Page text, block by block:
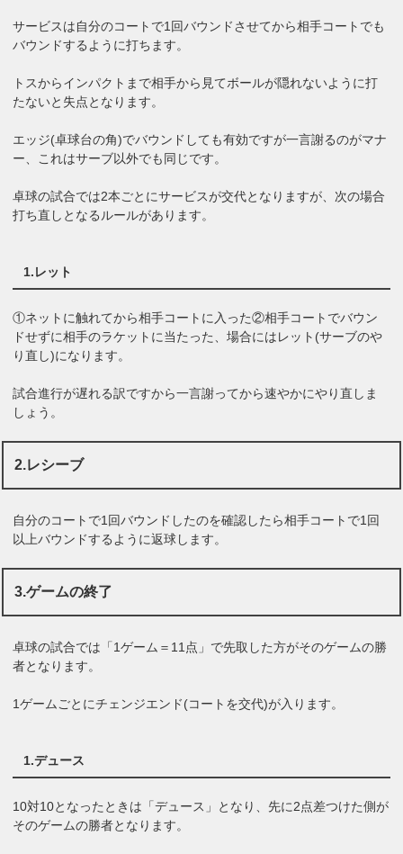
サービスは自分のコートで1回バウンドさせてから相手コートでも
バウンドするように打ちます。
トスからインパクトまで相手から見てボールが隠れないように打
たないと失点となります。
エッジ(卓球台の角)でバウンドしても有効ですが一言謝るのがマナ
ー、これはサーブ以外でも同じです。
卓球の試合では2本ごとにサービスが交代となりますが、次の場合
打ち直しとなるルールがあります。
1.レット
①ネットに触れてから相手コートに入った②相手コートでバウン
ドせずに相手のラケットに当たった、場合にはレット(サーブのや
り直し)になります。
試合進行が遅れる訳ですから一言謝ってから速やかにやり直しま
しょう。
2.レシーブ
自分のコートで1回バウンドしたのを確認したら相手コートで1回
以上バウンドするように返球します。
3.ゲームの終了
卓球の試合では「1ゲーム＝11点」で先取した方がそのゲームの勝
者となります。
1ゲームごとにチェンジエンド(コートを交代)が入ります。
1.デュース
10対10となったときは「デュース」となり、先に2点差つけた側が
そのゲームの勝者となります。